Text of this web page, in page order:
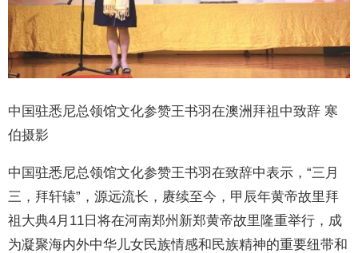
中国驻悉尼总领馆文化参赞王书羽在澳洲拜祖中致辞 寒
伯摄影
中国驻悉尼总领馆文化参赞王书羽在致辞中表示，“三月
三，拜轩辕”，源远流长，赓续至今，甲辰年黄帝故里拜
祖大典4月11日将在河南郑州新郑黄帝故里隆重举行，成
为凝聚海内外中华儿女民族情感和民族精神的重要纽带和